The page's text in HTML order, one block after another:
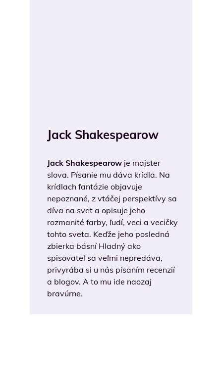
Jack Shakespearow
Jack Shakespearow je majster
slova. Písanie mu dáva krídla. Na
krídlach fantázie objavuje
nepoznané, z vtáčej perspektívy sa
díva na svet a opisuje jeho
rozmanité farby, ľudí, veci a vecičky
tohto sveta. Keďže jeho posledná
zbierka básní Hladný ako
spisovateľ sa veľmi nepredáva,
privyrába si u nás písaním recenzií
a blogov. A to mu ide naozaj
bravúrne.